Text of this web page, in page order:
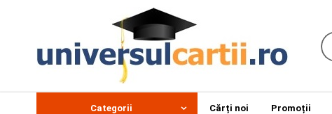
Categorii Cărți noi Promoții